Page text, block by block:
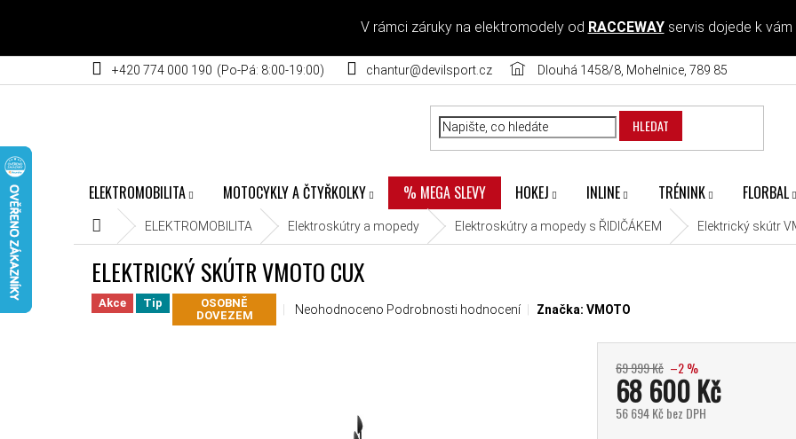
V rámci záruky na elektromodely od RACCEWAYservis dojede k vám
+420 774 000 190 chantur@devilsport.cz Dlouhá 1458/8, Mohelnice, 789 85
HLEDAT
ELEKTROMOBILITA MOTOCYKLY A ČTYŘKOLKY % MEGA SLEVY HOKEJ INLINE TRÉNINK FLORBAL
Domů ELEKTROMOBILITA Elektroskútry a mopedy Elektroskútry a mopedy s ŘIDIČÁKEM Elektrický skútr
ELEKTRICKÝ SKÚTR VMOTO CUX
Akce Tip
OSOBNĚ
DOVEZEM
Průměrné hodnocení produktu je 0,0 z 5 hvězdiček.
Neohodnoceno Podrobnosti hodnocení Značka: VMOTO
69 999 Kč –2 %
68 600 Kč
56 694 Kč bez DPH